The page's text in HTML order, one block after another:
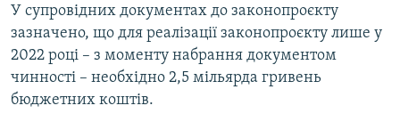
У супровідних документах до законопроєкту
зазначено, що для реалізації законопроєкту лише у
2022 році – з моменту набрання документом
чинності – необхідно 2,5 мільярда гривень
бюджетних коштів.